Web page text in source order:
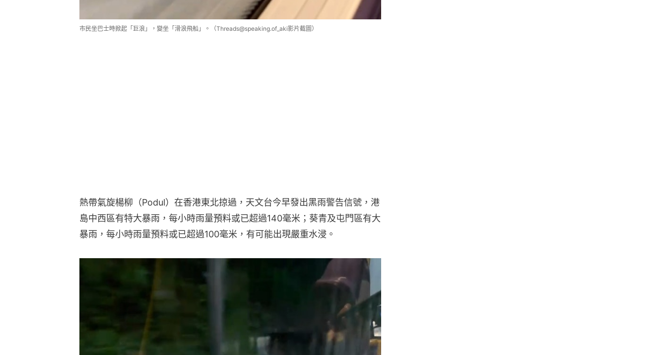
市民坐巴士時掀起「巨浪」，變坐「滑浪飛船」。（Threads@speaking.of_aki影片截圖）
熱帶氣旋楊柳（Podul）在香港東北掠過，天文台今早發出黑雨警告信號，港
島中西區有特大暴雨，每小時雨量預料或已超過140毫米；葵青及屯門區有大
暴雨，每小時雨量預料或已超過100毫米，有可能出現嚴重水浸。